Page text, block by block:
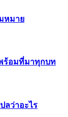
หมาย
พร้อมที่มาทุกบท
ลว่าอะไร